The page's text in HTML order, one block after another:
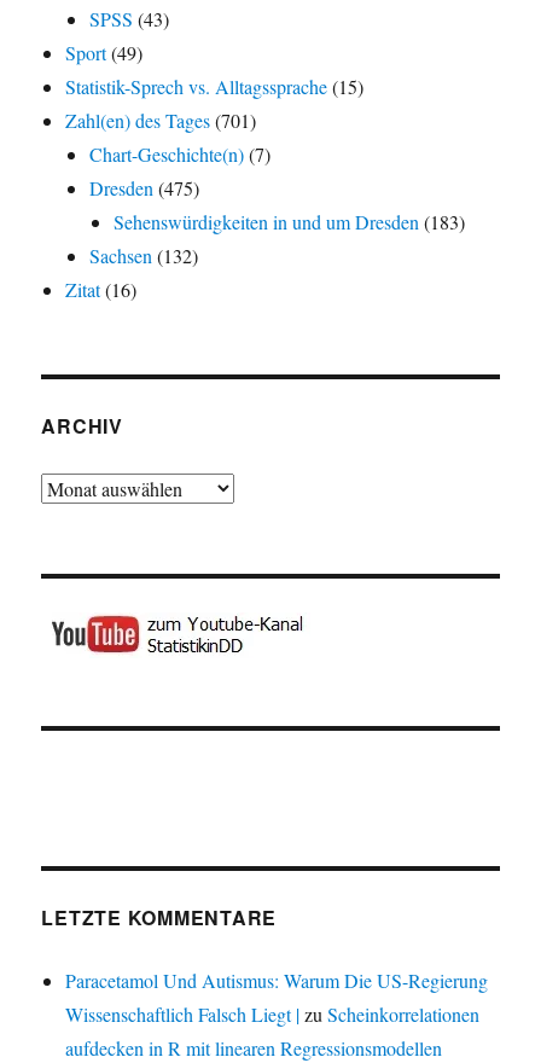
SPSS (43)
Sport(49)
Statistik-Sprech vs. Alltagssprache(15)
Zahl(en) des Tages(701)
Chart-Geschichte(n)(7)
Dresden (475)
Sehenswürdigkeiten in und um Dresden (183)
Sachsen (132)
Zitat(16)
ARCHIV
Archiv
LETZTE KOMMENTARE
Paracetamol Und Autismus: Warum Die US-Regierung
Wissenschaftlich Falsch Liegt |zuScheinkorrelationen
aufdecken in R mit linearen Regressionsmodellen